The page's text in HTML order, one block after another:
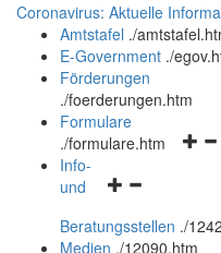
Coronavirus: Aktuelle
Amtstafel ./
E-Government ./
Förderungen
./foerderungen.htm
Formulare
./formulare.htm
Navigationsmenü
und
schließen
Info-
und
Beratungsstellen ./
Medien ./12090.htm